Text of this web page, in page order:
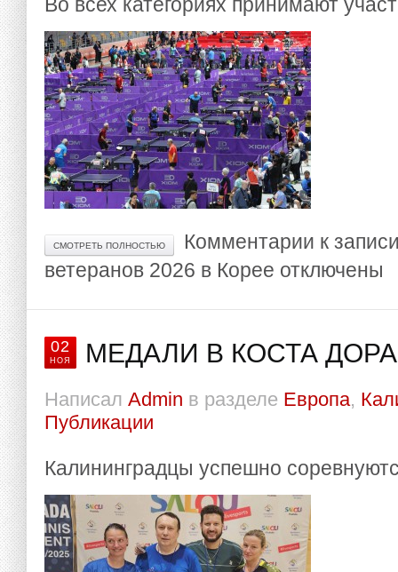
СМОТРЕТЬ ПОЛНОСТЬЮ Комментарии к
ветеранов 2026 в Корее отключены
02
НОЯ МЕДАЛИ В КОСТА
Написал Admin в разделе Европа,
Публикации
Калининградцы успешно